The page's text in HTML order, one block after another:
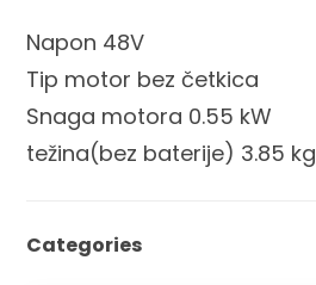
Napon 48V
Tip motor bez četkica
Snaga motora 0.55 kW
težina(bez baterije) 3.85 kg
Categories